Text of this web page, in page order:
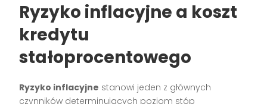
Ryzyko inflacyjne a koszt
kredytu
stałoprocentowego
Ryzyko inflacyjne stanowi jeden z głównych
czynników determinujących poziom stóp